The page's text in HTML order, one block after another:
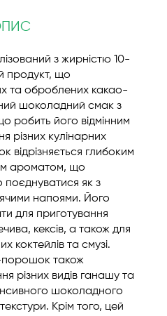
з жирністю 10-
продукт, що
та оброблених какао-
шоколадний смак з
робить його відмінним
різних кулінарних
відрізняється глибоким
ароматом, що
як з
напоями. Його
для приготування
кексів, а також для
коктейлів та смузі.
порошок також
різних видів ганашу та
шоколадного
Крім того, цей